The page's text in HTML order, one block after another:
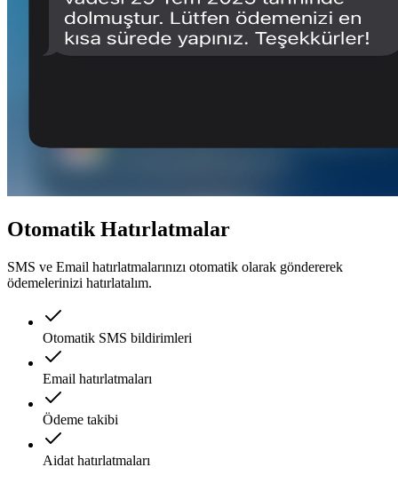
Otomatik Hatırlatmalar
SMS ve Email hatırlatmalarınızı otomatik olarak göndererek
ödemelerinizi hatırlatalım.
Otomatik SMS bildirimleri
Email hatırlatmaları
Ödeme takibi
Aidat hatırlatmaları